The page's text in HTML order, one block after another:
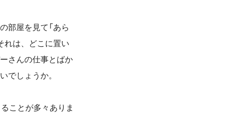
部屋を見て「あら
れは、どこに置い
さんの仕事とばか
でしょうか。
ことが多々ありま